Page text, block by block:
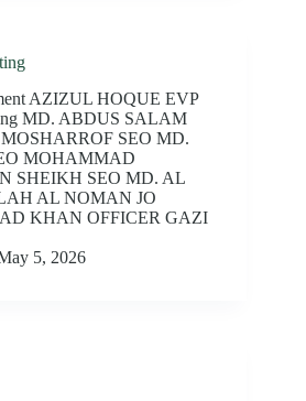
AZIZUL HOQUE EVP
MD. ABDUS SALAM
SEO MD.
MOHAMMAD
SHEIKH SEO MD. AL
AL NOMAN JO
KHAN OFFICER GAZI
5, 2026